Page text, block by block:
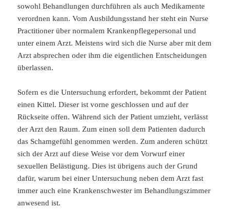
sowohl Behandlungen durchführen als auch Medikamente
verordnen kann. Vom Ausbildungsstand her steht ein Nurse
Practitioner über normalem Krankenpflegepersonal und
unter einem Arzt. Meistens wird sich die Nurse aber mit dem
Arzt absprechen oder ihm die eigentlichen Entscheidungen
überlassen.
Sofern es die Untersuchung erfordert, bekommt der Patient
einen Kittel. Dieser ist vorne geschlossen und auf der
Rückseite offen. Während sich der Patient umzieht, verlässt
der Arzt den Raum. Zum einen soll dem Patienten dadurch
das Schamgefühl genommen werden. Zum anderen schützt
sich der Arzt auf diese Weise vor dem Vorwurf einer
sexuellen Belästigung. Dies ist übrigens auch der Grund
dafür, warum bei einer Untersuchung neben dem Arzt fast
immer auch eine Krankenschwester im Behandlungszimmer
anwesend ist.